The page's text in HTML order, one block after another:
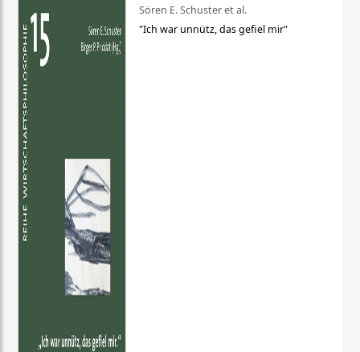
Sören E. Schuster et al.
"Ich war unnütz, das gefiel mir"